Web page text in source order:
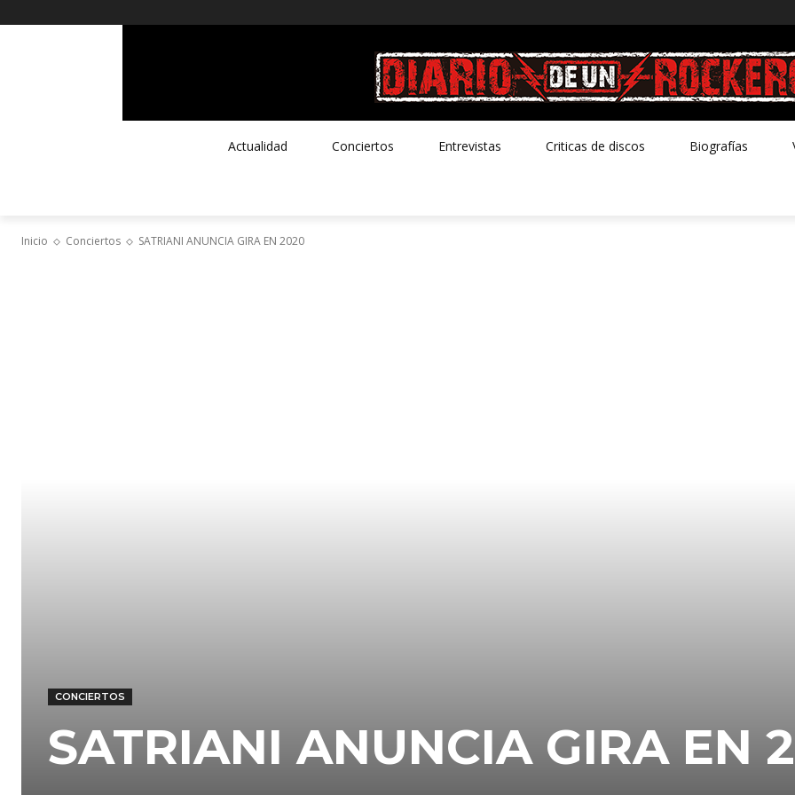
Actualidad Conciertos Entrevistas Criticas de discos Biografías
Inicio Conciertos SATRIANI ANUNCIA GIRA EN 2020
CONCIERTOS
SATRIANI ANUNCIA GIRA EN